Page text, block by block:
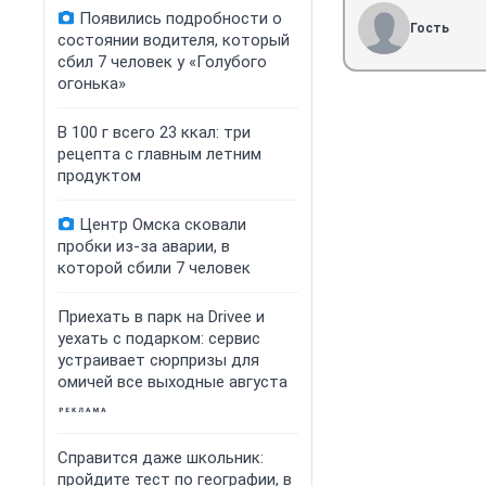
Появились подробности о
состоянии водителя, который
сбил 7 человек у «Голубого
огонька»
В 100 г всего 23 ккал: три
рецепта с главным летним
продуктом
Центр Омска сковали
пробки из-за аварии, в
которой сбили 7 человек
Приехать в парк на Drivee и
уехать с подарком: сервис
устраивает сюрпризы для
омичей все выходные августа
Справится даже школьник:
пройдите тест по географии, в
Гость